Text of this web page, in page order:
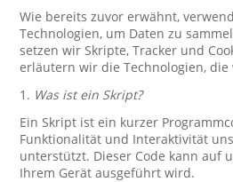
Wie bereits zuvor erwähnt,
Technologien, um Daten zu
setzen wir Skripte, Tracker und
erläutern wir die Technologien,
1. Was ist ein Skript?
Ein Skript ist ein kurzer
Funktionalität und Interaktivität
unterstützt. Dieser Code kann auf
Ihrem Gerät ausgeführt wird.